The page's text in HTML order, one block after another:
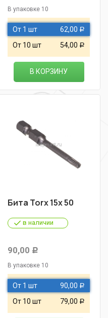
В упаковке 10
От 1 шт 62,00 Р
От 10 шт 54,00 Р
В КОРЗИНУ
Бита Torx 15х 50
в наличии
90,00 Р
В упаковке 10
От 1 шт 90,00 Р
От 10 шт 79,00 Р